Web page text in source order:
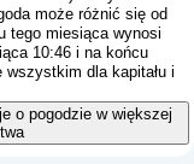
może różnić się od
tego miesiąca wynosi
10:46 i na końcu
dla kapitału i
o pogodzie w większej